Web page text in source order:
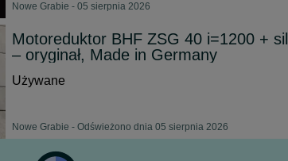
Nowe Grabie - 05 sierpnia 2026
Motoreduktor BHF ZSG 40 i=1200 +
– oryginał, Made in Germany
Używane
Nowe Grabie - Odświeżono dnia 05 sierpnia 2026